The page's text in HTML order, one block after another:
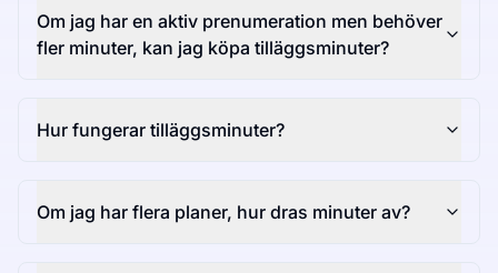
Om jag har en aktiv prenumeration men behöver
fler minuter, kan jag köpa tilläggsminuter?
Hur fungerar tilläggsminuter?
Om jag har flera planer, hur dras minuter av?